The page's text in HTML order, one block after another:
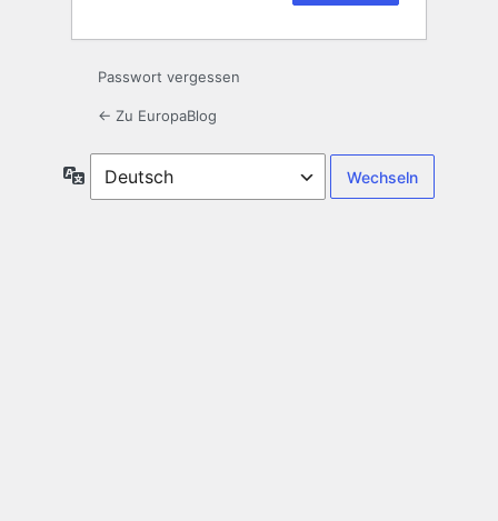
Passwort vergessen
← Zu EuropaBlog
Sprache